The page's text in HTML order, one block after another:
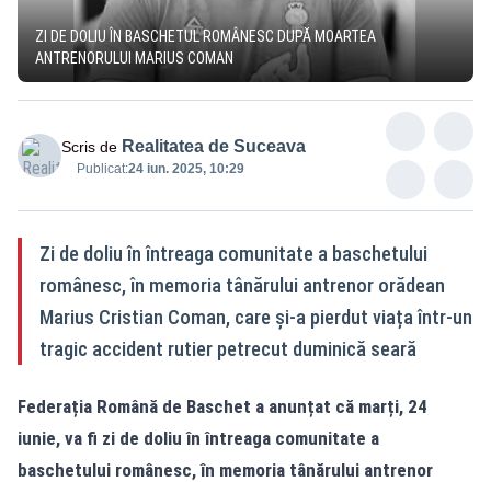
ZI DE DOLIU ÎN BASCHETUL ROMÂNESC DUPĂ MOARTEA
ANTRENORULUI MARIUS COMAN
Scris de Realitatea de Suceava
Publicat:24 iun. 2025, 10:29
Zi de doliu în întreaga comunitate a baschetului
românesc, în memoria tânărului antrenor orădean
Marius Cristian Coman, care și-a pierdut viața într-un
tragic accident rutier petrecut duminică seară
Federația Română de Baschet a anunțat că marți, 24
iunie, va fi zi de doliu în întreaga comunitate a
baschetului românesc, în memoria tânărului antrenor